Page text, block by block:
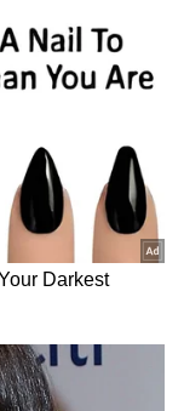
ವಿಭಾಗದಲ್ಲಿ ಕಳೆದ
ಮಾಧ್ಯಮ,
ಅನುಭವವಿದೆ.